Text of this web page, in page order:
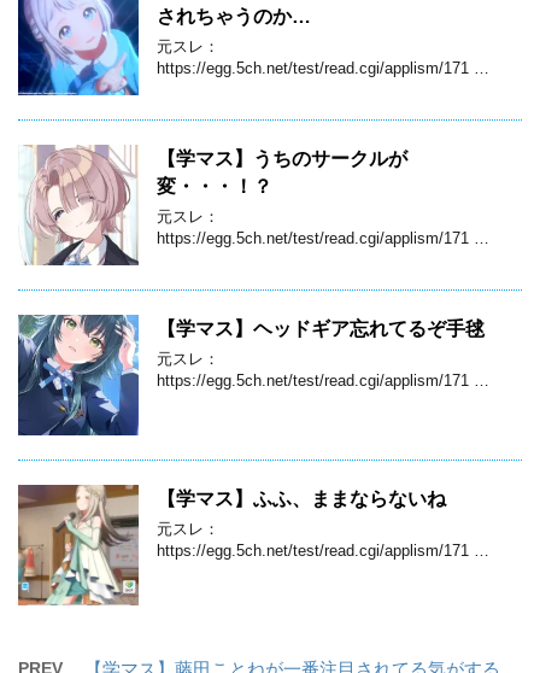
されちゃうのか…
元スレ：
https://egg.5ch.net/test/read.cgi/applism/171 …
【学マス】うちのサークルが
変・・・！？
元スレ：
https://egg.5ch.net/test/read.cgi/applism/171 …
【学マス】ヘッドギア忘れてるぞ手毬
元スレ：
https://egg.5ch.net/test/read.cgi/applism/171 …
【学マス】ふふ、ままならないね
元スレ：
https://egg.5ch.net/test/read.cgi/applism/171 …
PREV 【学マス】藤田ことねが一番注目されてる気がする